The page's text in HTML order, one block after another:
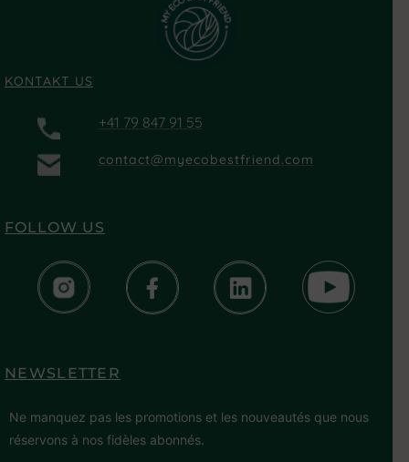
KONTAKT US
+41 79 847 91 55
contact@myecobestfriend.com
FOLLOW US
NEWSLETTER
Ne manquez pas les promotions et les nouveautés que nous
réservons à nos fidèles abonnés.